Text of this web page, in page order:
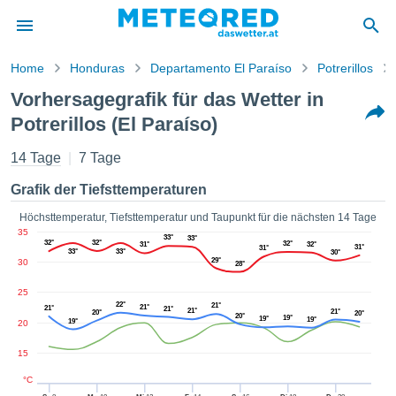
von
dass
von
sind.
diese
cookies
digitale
Home Honduras Departamento El Paraíso Potrerillos
Vorhersagegrafik für das Wetter in
Potrerillos (El Paraíso)
14 Tage 7 Tage
Grafik der Tiefsttemperaturen
Höchsttemperatur, Tiefsttemperatur und Taupunkt für die nächsten 14 Tage
15
20
25
30
35
°C
32°
33°
32°
33°
31°
33° 33°
29° 28°
31°
32°
32°
30°
31°
21°
19°
20°
22° 21° 21° 21°
21°
20°
19° 19° 19°
21° 20°